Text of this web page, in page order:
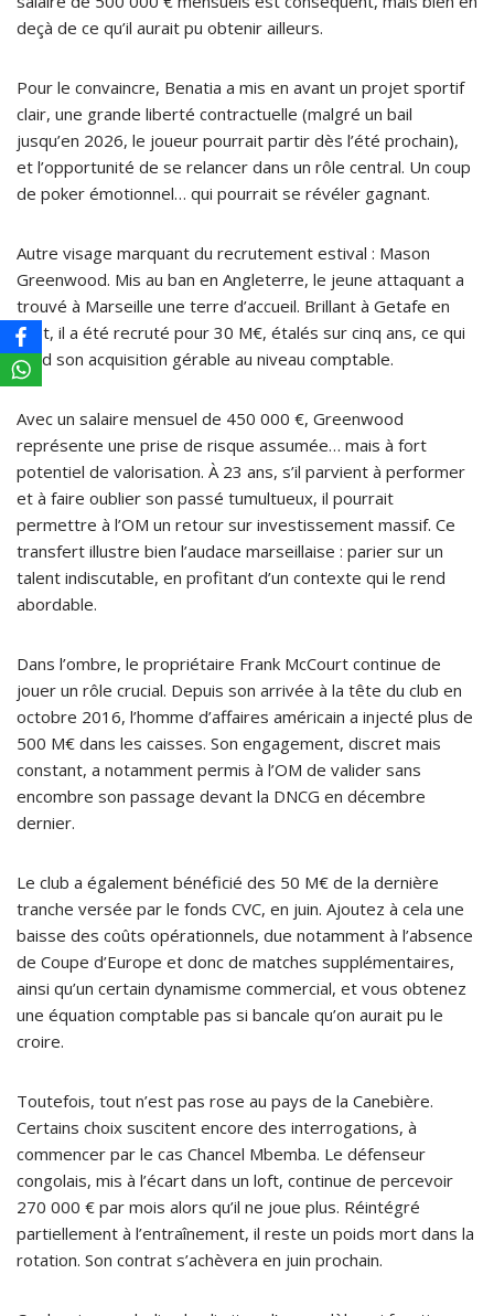
deçà de ce qu’il aurait pu obtenir ailleurs.
Pour le convaincre, Benatia a mis en avant un projet sportif
clair, une grande liberté contractuelle (malgré un bail
jusqu’en 2026, le joueur pourrait partir dès l’été prochain),
et l’opportunité de se relancer dans un rôle central. Un coup
de poker émotionnel… qui pourrait se révéler gagnant.
Autre visage marquant du recrutement estival : Mason
Greenwood. Mis au ban en Angleterre, le jeune attaquant a
trouvé à Marseille une terre d’accueil. Brillant à Getafe en
prêt, il a été recruté pour 30 M€, étalés sur cinq ans, ce qui
rend son acquisition gérable au niveau comptable.
Avec un salaire mensuel de 450 000 €, Greenwood
représente une prise de risque assumée… mais à fort
potentiel de valorisation. À 23 ans, s’il parvient à performer
et à faire oublier son passé tumultueux, il pourrait
permettre à l’OM un retour sur investissement massif. Ce
transfert illustre bien l’audace marseillaise : parier sur un
talent indiscutable, en profitant d’un contexte qui le rend
abordable.
Dans l’ombre, le propriétaire Frank McCourt continue de
jouer un rôle crucial. Depuis son arrivée à la tête du club en
octobre 2016, l’homme d’affaires américain a injecté plus de
500 M€ dans les caisses. Son engagement, discret mais
constant, a notamment permis à l’OM de valider sans
encombre son passage devant la DNCG en décembre
dernier.
Le club a également bénéficié des 50 M€ de la dernière
tranche versée par le fonds CVC, en juin. Ajoutez à cela une
baisse des coûts opérationnels, due notamment à l’absence
de Coupe d’Europe et donc de matches supplémentaires,
ainsi qu’un certain dynamisme commercial, et vous obtenez
une équation comptable pas si bancale qu’on aurait pu le
croire.
Toutefois, tout n’est pas rose au pays de la Canebière.
Certains choix suscitent encore des interrogations, à
commencer par le cas Chancel Mbemba. Le défenseur
congolais, mis à l’écart dans un loft, continue de percevoir
270 000 € par mois alors qu’il ne joue plus. Réintégré
partiellement à l’entraînement, il reste un poids mort dans la
rotation. Son contrat s’achèvera en juin prochain.